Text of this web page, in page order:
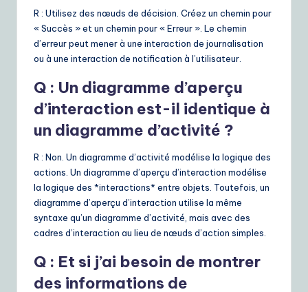
R : Utilisez des nœuds de décision. Créez un chemin pour
« Succès » et un chemin pour « Erreur ». Le chemin
d’erreur peut mener à une interaction de journalisation
ou à une interaction de notification à l’utilisateur.
Q : Un diagramme d’aperçu
d’interaction est-il identique à
un diagramme d’activité ?
R : Non. Un diagramme d’activité modélise la logique des
actions. Un diagramme d’aperçu d’interaction modélise
la logique des *interactions* entre objets. Toutefois, un
diagramme d’aperçu d’interaction utilise la même
syntaxe qu’un diagramme d’activité, mais avec des
cadres d’interaction au lieu de nœuds d’action simples.
Q : Et si j’ai besoin de montrer
des informations de